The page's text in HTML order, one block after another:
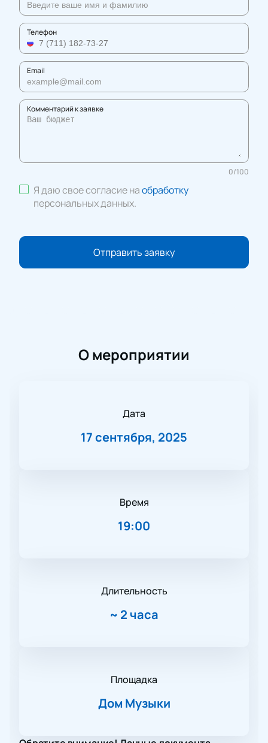
Телефон
Email
Комментарий к заявке
0/100
Я даю свое согласие наобработку
персональных данных.
Отправить заявку
О мероприятии
Дата
17 сентября, 2025
Время
19:00
Длительность
~ 2 часа
Площадка
Дом Музыки